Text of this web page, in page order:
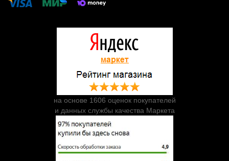
на основе 1606 оценок покупателей
и данных службы качества Маркета